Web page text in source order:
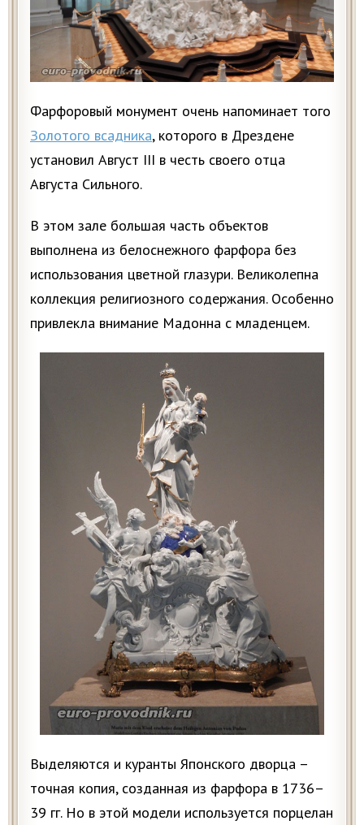
Фарфоровый монумент очень напоминает того
Золотого всадника, которого в Дрездене
установил Август III в честь своего отца
Августа Сильного.
В этом зале большая часть объектов
выполнена из белоснежного фарфора без
использования цветной глазури. Великолепна
коллекция религиозного содержания. Особенно
привлекла внимание Мадонна с младенцем.
Выделяются и куранты Японского дворца –
точная копия, созданная из фарфора в 1736–
39 гг. Но в этой модели используется порцелан